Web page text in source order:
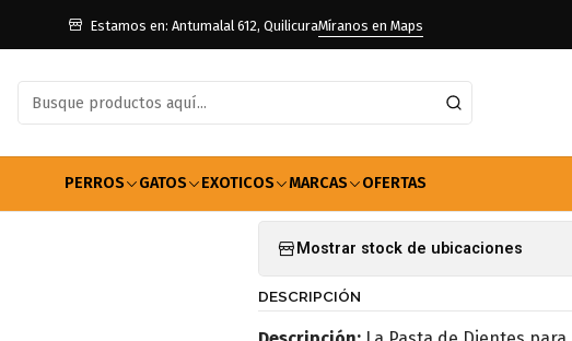
PERROS GATOS EXOTICOS MARCAS OFERTAS
Estamos en: Antumalal 612, QuilicuraMíranos en Maps
Perros Farmacia Perros Dental Bioline Dental Care Sabor Menta
Bioline Dental
Agregar a la lista de favoritos
Mostrar stock de ubicaciones
DESCRIPCIÓN